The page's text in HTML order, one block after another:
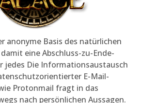
anonyme Basis des natürlichen
eine Abschluss-zu-Ende-
jedes Die Informationsaustausch
E-Mail-
Protonmail fragt in das
nach persönlichen Aussagen.